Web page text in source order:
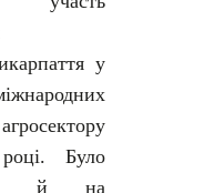
у
Було
й на